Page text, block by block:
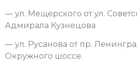
— ул. Мещерского от ул.
Адмирала Кузнецова
— ул. Русанова от пр.
Окружного шоссе.